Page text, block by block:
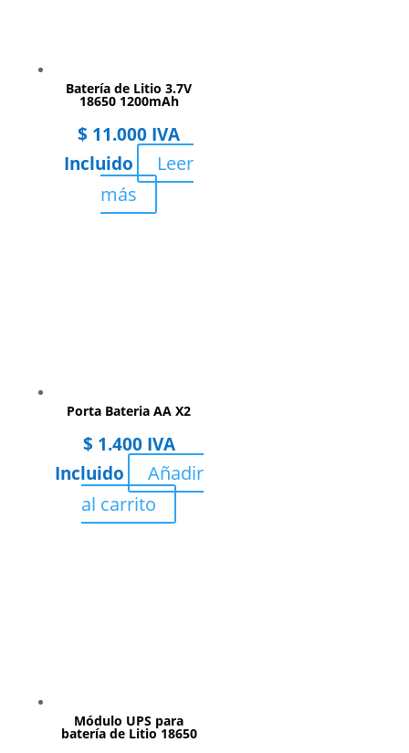
Batería de Litio 3.7V
18650 1200mAh
$ 11.000 IVA
Incluido
Leer
más
Porta Bateria AA X2
$1.400 IVA
Incluido
Añadir
al carrito
Módulo UPS para
batería de Litio 18650